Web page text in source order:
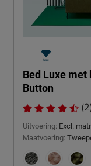
Bed Luxe met
Button
Uitvoering: Excl.
Maatvoering: